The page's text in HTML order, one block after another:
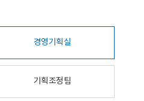
경영기획실
기획조정팀